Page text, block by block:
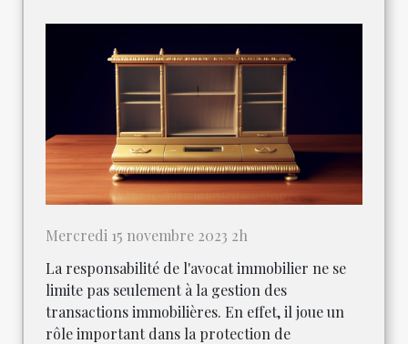
Mercredi 15 novembre 2023 2h
La responsabilité de l'avocat immobilier ne se
limite pas seulement à la gestion des
transactions immobilières. En effet, il joue un
rôle important dans la protection de